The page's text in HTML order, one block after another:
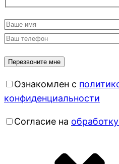
Ознакомлен с
конфиденциальности
Согласие на